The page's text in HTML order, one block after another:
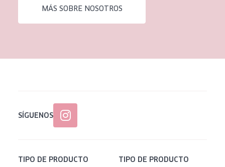
MÁS SOBRE NOSOTROS
SÍGUENOS
TIPO DE PRODUCTO TIPO DE PRODUCTO